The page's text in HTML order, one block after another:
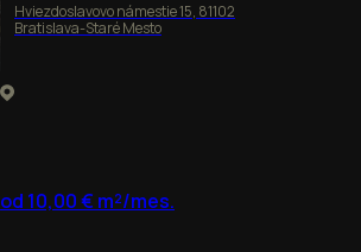
Hviezdoslavovo námestie 15, 81102
Bratislava-Staré Mesto
od 10,00 € m²/mes.